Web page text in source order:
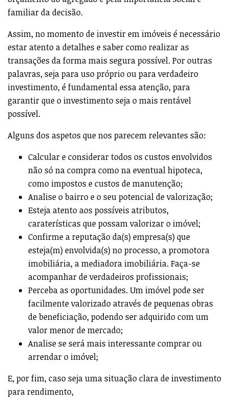
familiar da decisão.
Assim, no momento de investir em imóveis é necessário
estar atento a detalhes e saber como realizar as
transações da forma mais segura possível. Por outras
palavras, seja para uso próprio ou para verdadeiro
investimento, é fundamental essa atenção, para
garantir que o investimento seja o mais rentável
possível.
Alguns dos aspetos que nos parecem relevantes são:
Calcular e considerar todos os custos envolvidos
não só na compra como na eventual hipoteca,
como impostos e custos de manutenção;
Analise o bairro e o seu potencial de valorização;
Esteja atento aos possíveis atributos,
caraterísticas que possam valorizar o imóvel;
Confirme a reputação da(s) empresa(s) que
esteja(m) envolvida(s) no processo, a promotora
imobiliária, a mediadora imobiliária. Faça-se
acompanhar de verdadeiros profissionais;
Perceba as oportunidades. Um imóvel pode ser
facilmente valorizado através de pequenas obras
de beneficiação, podendo ser adquirido com um
valor menor de mercado;
Analise se será mais interessante comprar ou
arrendar o imóvel;
E, por fim, caso seja uma situação clara de investimento
para rendimento,